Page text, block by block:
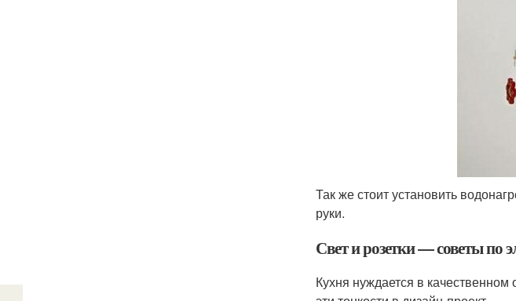
Так же стоит установить
руки.
Свет и розетки — советы по
Кухня нуждается в